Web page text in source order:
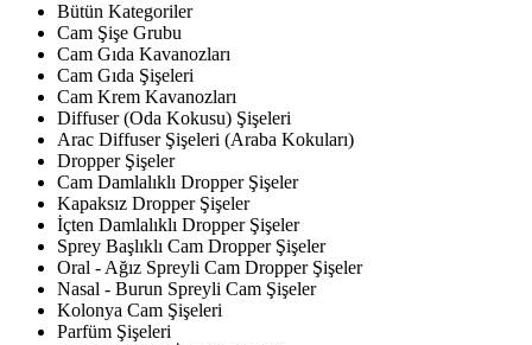
Bütün Kategoriler
Cam Şişe Grubu
Cam Gıda Kavanozları
Cam Gıda Şişeleri
Cam Krem Kavanozları
Diffuser (Oda Kokusu) Şişeleri
Arac Diffuser Şişeleri (Araba Kokuları)
Dropper Şişeler
Cam Damlalıklı Dropper Şişeler
Kapaksız Dropper Şişeler
İçten Damlalıklı Dropper Şişeler
Sprey Başlıklı Cam Dropper Şişeler
Oral - Ağız Spreyli Cam Dropper Şişeler
Nasal - Burun Spreyli Cam Şişeler
Kolonya Cam Şişeleri
Parfüm Şişeleri